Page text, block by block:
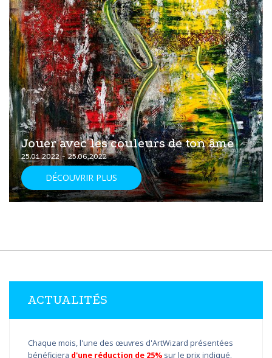
Jouer avec les couleurs de ton âme
25.01.2022 - 25.06.2022
DÉCOUVRIR PLUS
ACTUALITÉS
Chaque mois, l'une des œuvres d'ArtWizard présentées
bénéficiera d'une réduction de 25% sur le prix indiqué.